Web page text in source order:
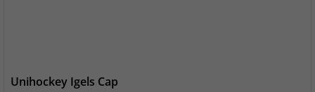
Unihockey Igels Cap